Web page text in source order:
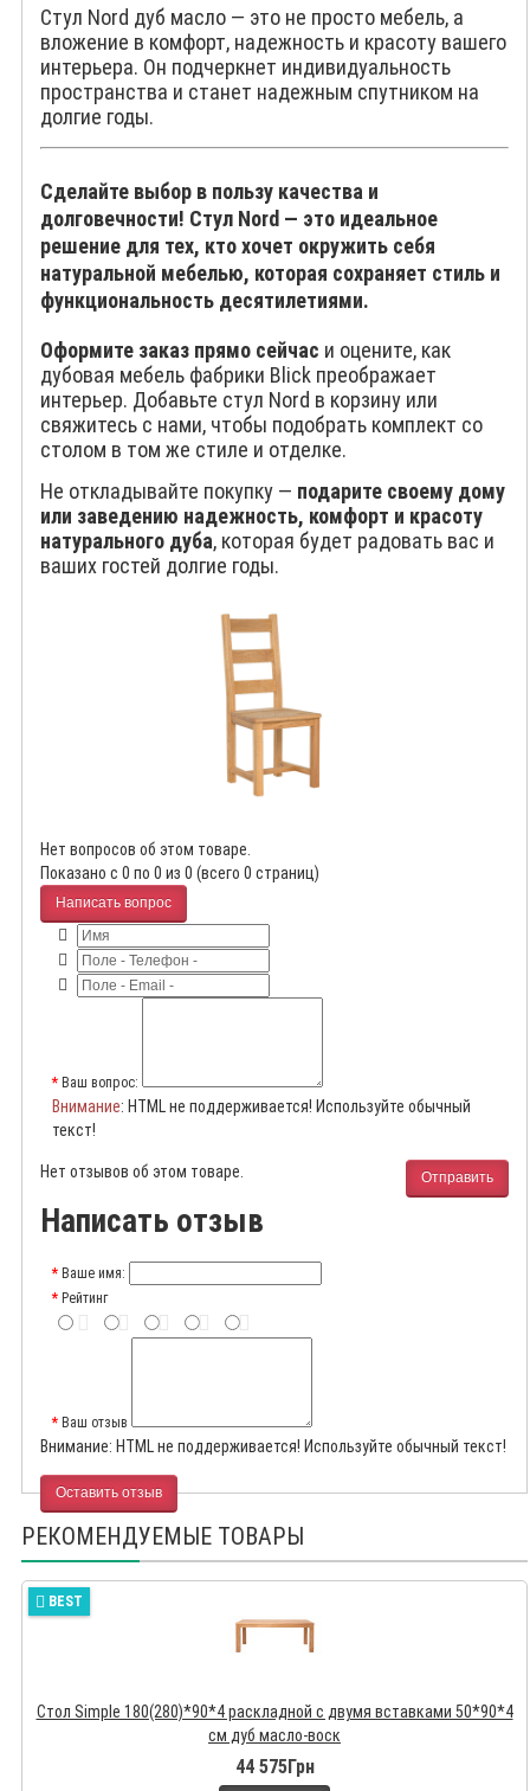
Стул Nord дуб масло — это не просто мебель, а
вложение в комфорт, надежность и красоту вашего
интерьера. Он подчеркнет индивидуальность
пространства и станет надежным спутником на
долгие годы.
Сделайте выбор в пользу качества и
долговечности! Стул Nord — это идеальное
решение для тех, кто хочет окружить себя
натуральной мебелью, которая сохраняет стиль и
функциональность десятилетиями.
Оформите заказ прямо сейчас и оцените, как
дубовая мебель фабрики Blick преображает
интерьер. Добавьте стул Nord в корзину или
свяжитесь с нами, чтобы подобрать комплект со
столом в том же стиле и отделке.
Не откладывайте покупку — подарите своему дому
или заведению надежность, комфорт и красоту
натурального дуба, которая будет радовать вас и
ваших гостей долгие годы.
Нет вопросов об этом товаре.
Показано с 0 по 0 из 0 (всего 0 страниц)
Написать вопрос
Ваш вопрос:
Внимание: HTML не поддерживается! Используйте обычный
текст!
Отправить
Нет отзывов об этом товаре.
Написать отзыв
Ваше имя:
Рейтинг
Ваш отзыв
Внимание: HTML не поддерживается! Используйте обычный текст!
Оставить отзыв
РЕКОМЕНДУЕМЫЕ ТОВАРЫ
BEST
Стол Simple 180(280)*90*4 раскладной с двумя вставками 50*90*4
см дуб масло-воск
44 575Грн